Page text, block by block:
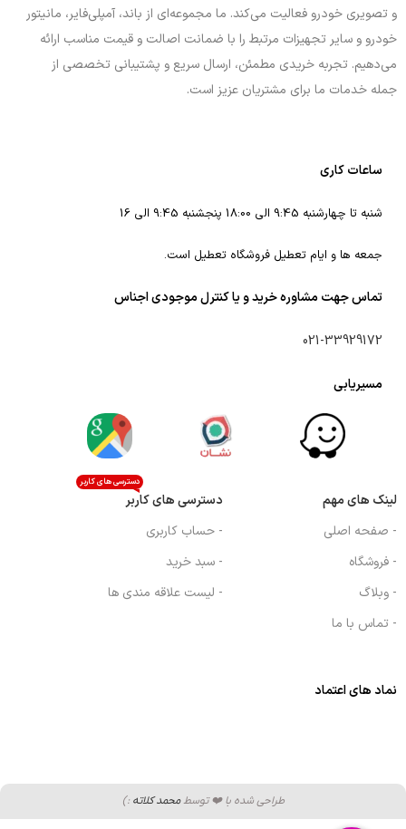
و تصویری خودرو فعالیت می‌کند. ما مجموعه‌ای از باند، آمپلی‌فایر، مانیتور
خودرو و سایر تجهیزات مرتبط را با ضمانت اصالت و قیمت مناسب ارائه
می‌دهیم. تجربه خریدی مطمئن، ارسال سریع و پشتیبانی تخصصی از
جمله خدمات ما برای مشتریان عزیز است.
ساعات کاری
شنبه تا چهارشنبه 9:45 الی 18:00 پنجشنبه 9:45 الی 16
جمعه ها و ایام تعطیل فروشگاه تعطیل است.
تماس جهت مشاوره خرید و یا کنترل موجودی اجناس
021-33929172
مسیریابی
لینک های مهم
- صفحه اصلی
- فروشگاه
- وبلاگ
- تماس با ما
دسترسی های کاربر
دسترسی های کاربر
- حساب کاربری
- سبد خرید
- لیست علاقه مندی ها
نماد های اعتماد
طراحی شده با ❤️ توسطمحمد کلاته :)